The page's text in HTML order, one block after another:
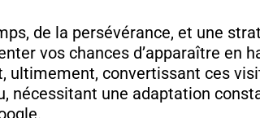
de la persévérance, et une
vos chances d’apparaître en
ultimement, convertissant ces
nécessitant une adaptation